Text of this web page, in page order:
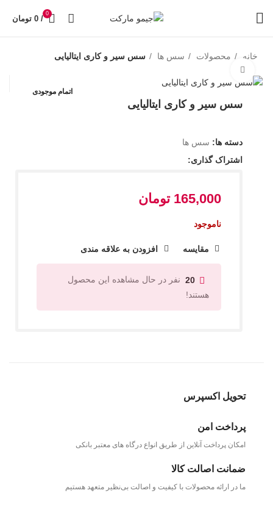
0
/
0 تومان
خانه محصولات سس ها سس سیر و کاری ایتالیایی
اتمام موجودی
سس سیر و کاری ایتالیایی
دسته ها: سس ها
اشتراک گذاری:
165,000 تومان
ناموجود
مقایسه افزودن به علاقه مندی
20 نفر در حال مشاهده این محصول
هستند!
تحویل اکسپرس
پرداخت امن
امکان پرداخت آنلاین از طریق انواع درگاه های معتبر بانکی
ضمانت اصالت کالا
ما در ارائه محصولات با کیفیت و اصالت بی‌نظیر متعهد هستیم